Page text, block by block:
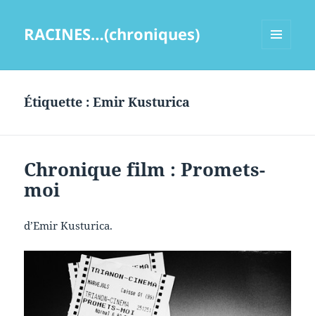
RACINES…(chroniques)
Étiquette :Emir Kusturica
Chronique film : Promets-
moi
d’Emir Kusturica.